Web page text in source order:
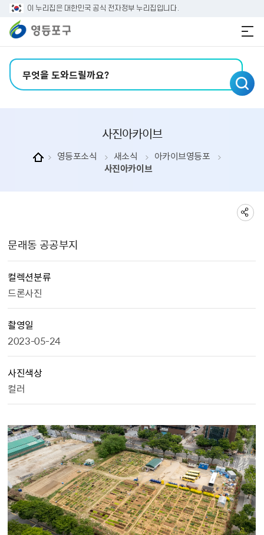
본문 바로가기
주메뉴 바로가기
이 누리집은 대한민국 공식 전자정부 누리집입니다.
사진아카이브
영등포소식 새소식
아카이브영등포
사진아카이브
문래동 공공부지
컬렉션분류
드론사진
촬영일
2023-05-24
사진색상
컬러